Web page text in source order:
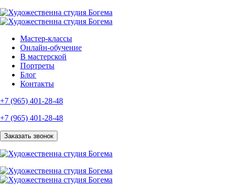
Мастер-классы
Онлайн-обучение
В мастерской
Портреты
Блог
Контакты
+7 (965) 401-28-48
+7 (965) 401-28-48
Заказать звонок